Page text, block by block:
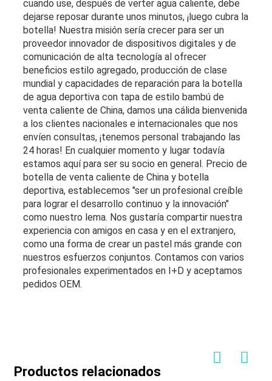
cuando use, después de verter agua caliente, debe
dejarse reposar durante unos minutos, ¡luego cubra la
botella! Nuestra misión sería crecer para ser un
proveedor innovador de dispositivos digitales y de
comunicación de alta tecnología al ofrecer
beneficios estilo agregado, producción de clase
mundial y capacidades de reparación para la botella
de agua deportiva con tapa de estilo bambú de
venta caliente de China, damos una cálida bienvenida
a los clientes nacionales e internacionales que nos
envíen consultas, ¡tenemos personal trabajando las
24 horas! En cualquier momento y lugar todavía
estamos aquí para ser su socio en general. Precio de
botella de venta caliente de China y botella
deportiva, establecemos "ser un profesional creíble
para lograr el desarrollo continuo y la innovación"
como nuestro lema. Nos gustaría compartir nuestra
experiencia con amigos en casa y en el extranjero,
como una forma de crear un pastel más grande con
nuestros esfuerzos conjuntos. Contamos con varios
profesionales experimentados en I+D y aceptamos
pedidos OEM.
Productos relacionados